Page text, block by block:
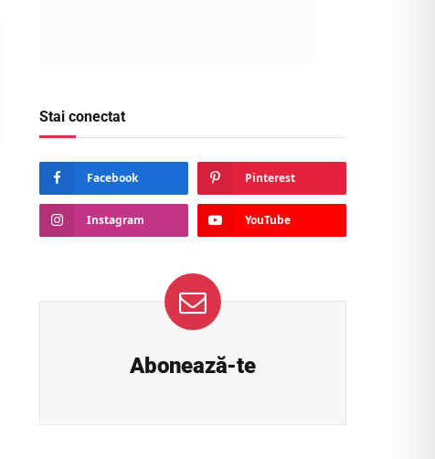
Stai conectat
Facebook Pinterest
Instagram YouTube
Abonează-te